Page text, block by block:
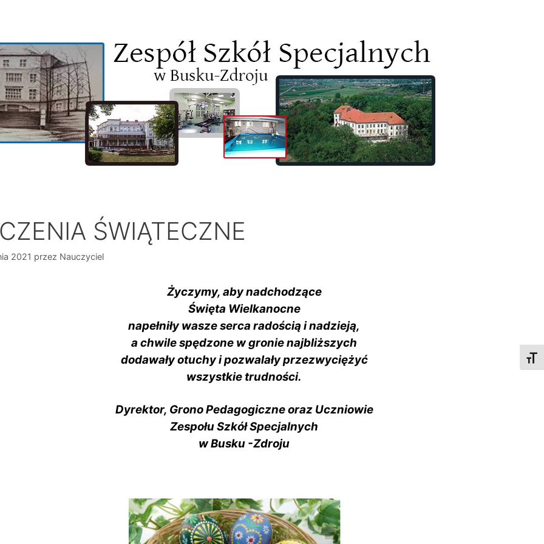
ŚWIĄTECZNE
2021 przez Nauczyciel
Życzymy, aby nadchodzące
Święta Wielkanocne
napełniły wasze serca radością i nadzieją,
a chwile spędzone w gronie najbliższych
dodawały otuchy i pozwalały przezwyciężyć
wszystkie trudności.
Dyrektor, Grono Pedagogiczne oraz Uczniowie
Zespołu Szkół Specjalnych
w Busku -Zdroju